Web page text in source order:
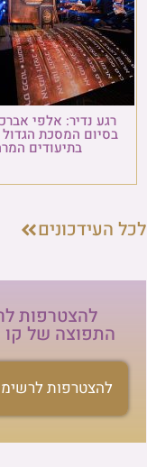
רגע נדיר: אלפי
בסיום המסכת
בתיעודים
לכל העידכונים
להצטרפות
התפוצה של קו
להצטרפות